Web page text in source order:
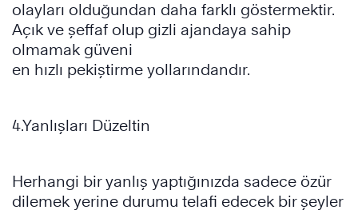
olayları olduğundan daha farklı göstermektir.
Açık ve şeffaf olup gizli ajandaya sahip
olmamak güveni
en hızlı pekiştirme yollarındandır.
4.Yanlışları Düzeltin
Herhangi bir yanlış yaptığınızda sadece özür
dilemek yerine durumu telafi edecek bir şeyler